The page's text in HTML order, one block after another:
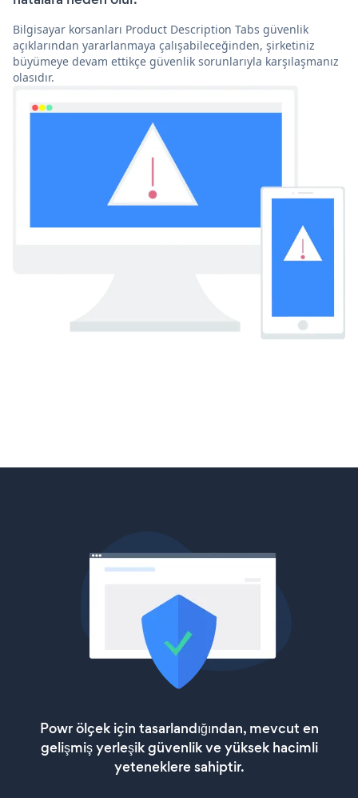
Bilgisayar korsanları Product Description Tabs güvenlik
açıklarından yararlanmaya çalışabileceğinden, şirketiniz
büyümeye devam ettikçe güvenlik sorunlarıyla karşılaşmanız
olasıdır.
Powr ölçek için tasarlandığından, mevcut en
gelişmiş yerleşik güvenlik ve yüksek hacimli
yeteneklere sahiptir.